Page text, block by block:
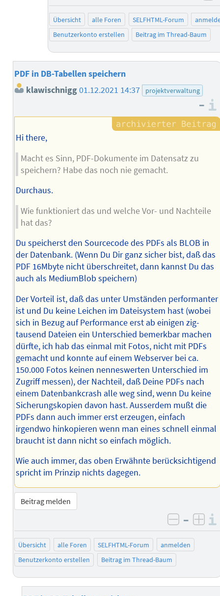
Übersicht alle Foren SELFHTML-Forum
Benutzerkonto erstellen
Beitrag im Thread-Baum
PDF in DB-Tabellen speichern
klawischnigg01.12.2021 14:37 projektverwaltung
–
Hi there,
Macht es Sinn, PDF-Dokumente im Datensatz zu
speichern? Habe das noch nie gemacht.
Durchaus.
Wie funktioniert das und welche Vor- und Nachteile
hat das?
Du speicherst den Sourcecode des PDFs als BLOB in
der Datenbank. (Wenn Du Dir ganz sicher bist, daß das
PDF 16Mbyte nicht überschreitet, dann kannst Du das
auch als MediumBlob speichern)
Der Vorteil ist, daß das unter Umständen performanter
ist und Du keine Leichen im Dateisystem hast (wobei
sich in Bezug auf Performance erst ab einigen zig-
tausend Dateien ein Unterschied bemerkbar machen
dürfte, ich hab das einmal mit Fotos, nicht mit PDFs
gemacht und konnte auf einem Webserver bei ca.
150.000 Fotos keinen nenneswerten Unterschied im
Zugriff messen), der Nachteil, daß Deine PDFs nach
einem Datenbankcrash alle weg sind, wenn Du keine
Sicherungskopien davon hast. Ausserdem mußt die
PDFs dann auch immer erst erzeugen, einfach
irgendwo hinkopieren wenn man eines schnell einmal
braucht ist dann nicht so einfach möglich.
Wie auch immer, das oben Erwähnte berücksichtigend
spricht im Prinzip nichts dagegen.
Beitrag melden
negativ
–
Übersicht alle Foren SELFHTML-Forum
anmelden
Benutzerkonto erstellen
Beitrag im Thread-Baum